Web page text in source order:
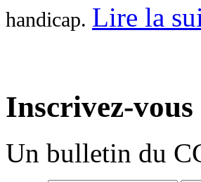
handicap. Lire la
Inscrivez-
Un bulletin du